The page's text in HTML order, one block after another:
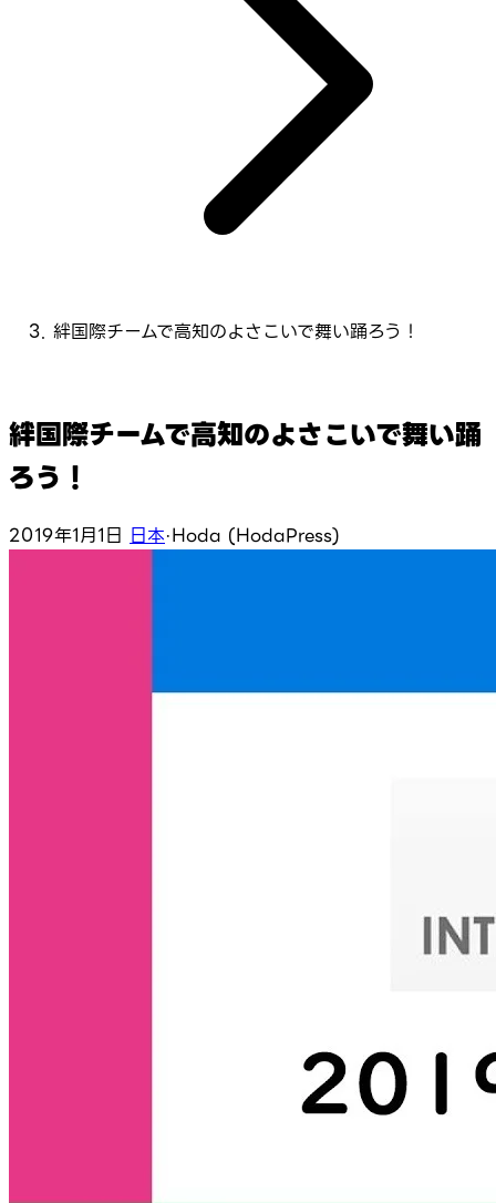
絆国際チームで高知のよさこいで舞い踊ろう！
絆国際チームで高知のよさこいで舞い踊
ろう！
2019年1月1日 日本·Hoda (HodaPress)